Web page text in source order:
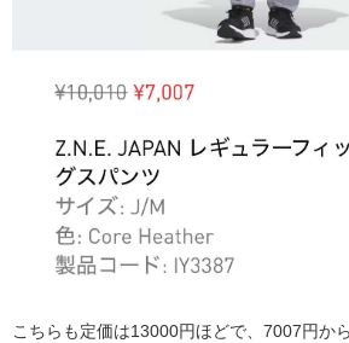
こちらも定価は13000円ほどで、7007円か